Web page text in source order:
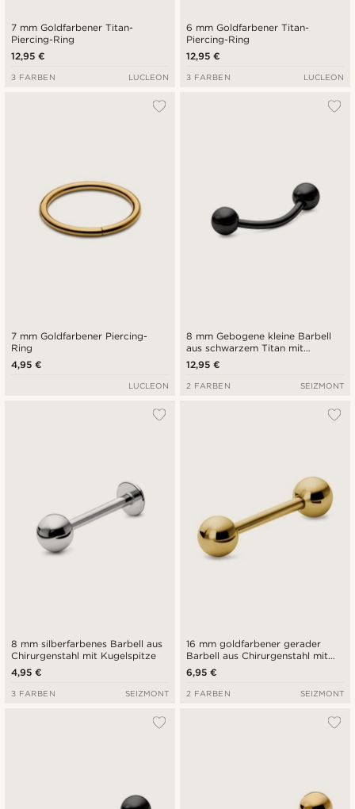
7 mm Goldfarbener Titan-
Piercing-Ring
12,95 €
3 FARBEN LUCLEON
6 mm Goldfarbener Titan-
Piercing-Ring
12,95 €
3 FARBEN LUCLEON
7 mm Goldfarbener Piercing-
Ring
4,95 €
LUCLEON
8 mm Gebogene kleine Barbell
aus schwarzem Titan mit
Kugelspitze
12,95 €
2 FARBEN SEIZMONT
8 mm silberfarbenes Barbell aus
Chirurgenstahl mit Kugelspitze
4,95 €
3 FARBEN SEIZMONT
16 mm goldfarbener gerader
Barbell aus Chirurgenstahl mit
Kugelspitze
6,95 €
2 FARBEN SEIZMONT